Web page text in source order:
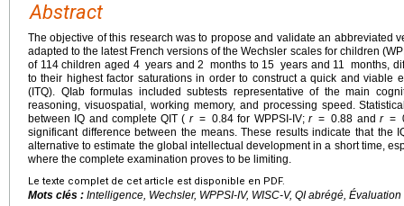
Abstract
The objective of this research was to propose and validate an abbreviated
adapted to the latest French versions of the Wechsler scales for children
of 114 children aged 4 years and 2 months to 15 years and 11 months,
to their highest factor saturations in order to construct a quick and viable
(ITQ). QIab formulas included subtests representative of the main
reasoning, visuospatial, working memory, and processing speed.
between IQ and complete QIT ( r = 0.84 for WPPSI-IV; r = 0.88 and r =
significant difference between the means. These results indicate that the
alternative to estimate the global intellectual development in a short time,
where the complete examination proves to be limiting.
Le texte complet de cet article est disponible en PDF.
Mots clés : Intelligence, Wechsler, WPPSI-IV, WISC-V, QI abrégé,